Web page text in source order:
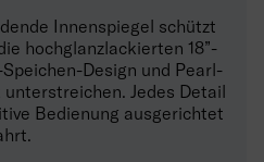
Innenspiegel schützt
hochglanzlackierten 18”-
Design und Pearl-
Jedes Detail
Bedienung ausgerichtet